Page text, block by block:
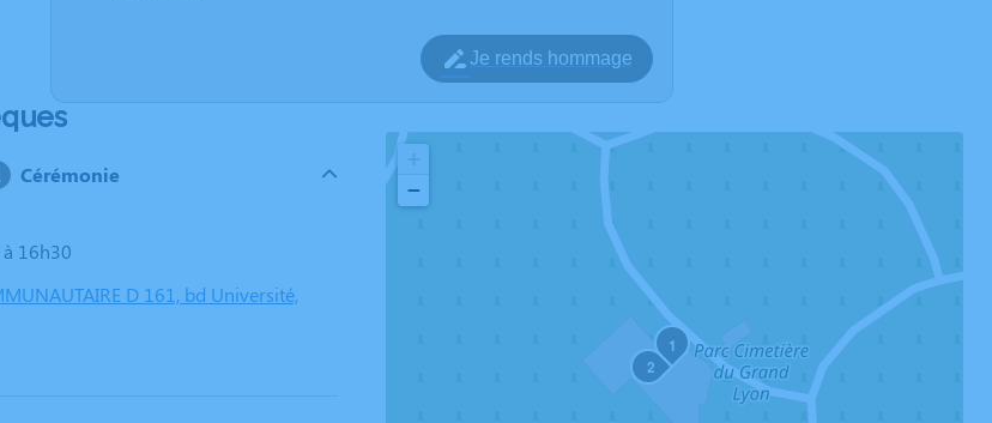
Je rends hommage
Cérémonie
à 16h30
D 161, bd Université,
1
2
−